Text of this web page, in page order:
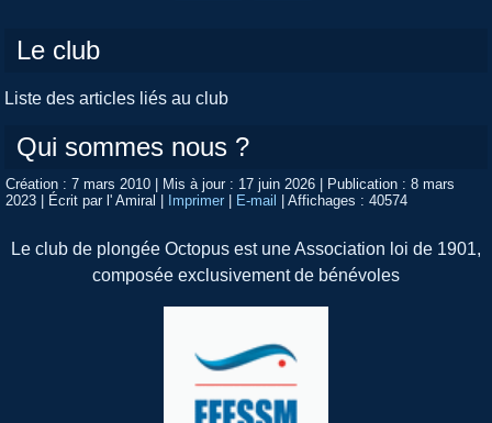
Le club
Liste des articles liés au club
Qui sommes nous ?
Création : 7 mars 2010 | Mis à jour : 17 juin 2026 | Publication : 8 mars
2023 | Écrit par l' Amiral | Imprimer | E-mail |Affichages : 40574
Le club de plongée Octopus est une Association loi de 1901,
composée exclusivement de bénévoles